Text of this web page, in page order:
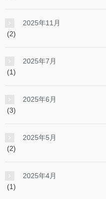
2025年11月
(2)
2025年7月
(1)
2025年6月
(3)
2025年5月
(2)
2025年4月
(1)